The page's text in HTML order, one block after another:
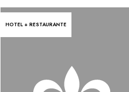
HOTEL + RESTAURANTE